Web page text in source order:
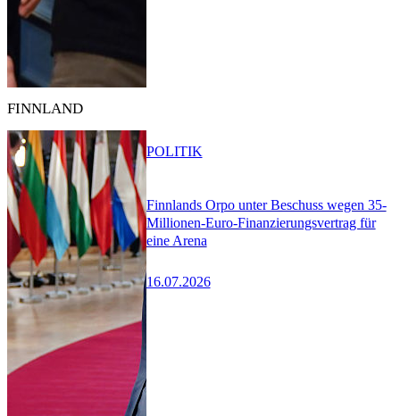
FINNLAND
Finnlands Orpo unter Beschuss wegen 35-
Millionen-Euro-Finanzierungsvertrag für
eine Arena
16.07.2026
POLITIK